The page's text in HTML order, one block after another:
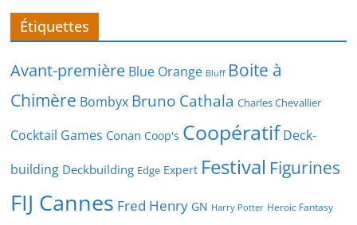
Étiquettes
Avant-première Blue Orange Bluff Boite à
Chimère Bombyx Bruno Cathala Charles Chevallier
Cocktail Games Conan Coop's Coopératif Deck-
building Deckbuilding Edge Expert Festival Figurines
FIJ Cannes Fred Henry GN Harry Potter Heroic Fantasy